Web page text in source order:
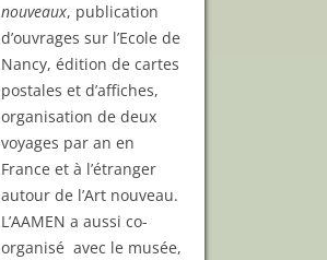
nouveaux, publication
d’ouvrages sur l’Ecole de
Nancy, édition de cartes
postales et d’affiches,
organisation de deux
voyages par an en
France et à l’étranger
autour de l’Art nouveau.
L’AAMEN a aussi co-
organisé avec le musée,